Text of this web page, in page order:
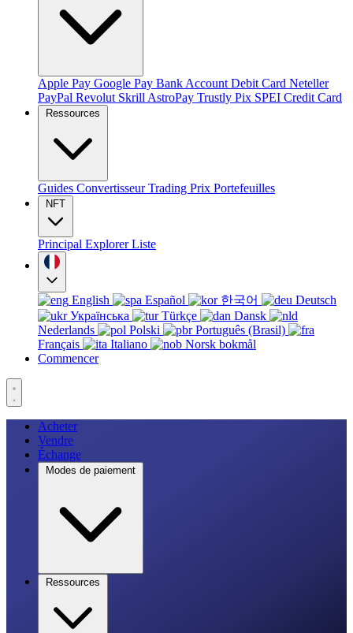
Apple Pay Google Pay Bank Account Debit Card Neteller
PayPal Revolut Skrill AstroPay Trustly Pix SPEI Credit Card
Ressources
Guides ConvertisseurTrading Prix Portefeuilles
NFT
Principal ExplorerListe
English Español 한국어
Deutsch
Українська
Türkçe
Dansk
Nederlands
Polski
Português (Brasil)
Français
Italiano
Norsk bokmål
Commencer
Acheter
Vendre
Échange
Modes de paiement
Ressources